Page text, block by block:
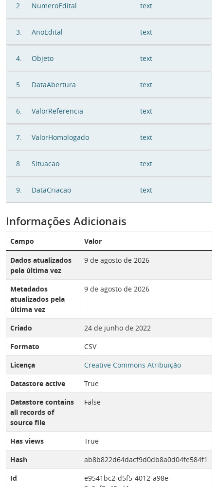
2. NumeroEdital text
3. AnoEdital text
4. Objeto text
5. DataAbertura text
6. ValorReferencia text
7. ValorHomologado text
8. Situacao text
9. DataCriacao text
Informações Adicionais
Campo Valor
Dados atualizados
pela última vez
9 de agosto de 2026
Metadados
atualizados pela
última vez
9 de agosto de 2026
Criado
24 de junho de 2022
Formato
CSV
Licença
Creative Commons Atribuição
Datastore active
True
Datastore contains
all records of
source file
False
Has views
True
Hash
ab8b822d64dacf9d0db8a0d04fe584f1
Id
e9541bc2-d5f5-4012-a98e-